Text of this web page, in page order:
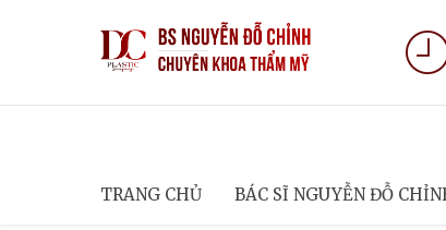
TRANG CHỦ BÁC SĨ NGUYỄN ĐỖ